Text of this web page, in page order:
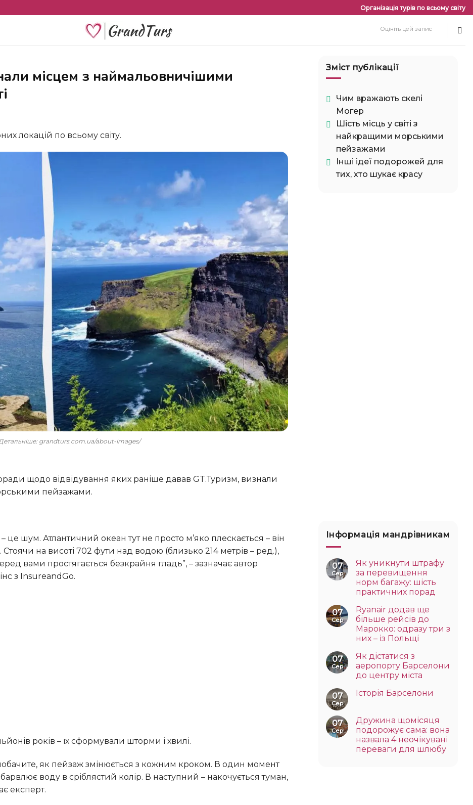
Організація турів по всьому світу
Оцініть цей запис
локацій по всьому світу.
Детальніше: grandturs.com.ua/about-images/
пейзажами.
Стоячи на висоті 702 фути над водою (близько 214 метрів – ред.),
вами простягається безкрайня гладь”, – зазначає автор
з InsureandGo.
років – їх сформували шторми і хвилі.
воду в сріблястий колір. В наступний – накочується туман,
експерт.
Зміст публікації
Чим вражають скелі
Могер
Шість місць у світі з
найкращими морськими
пейзажами
Інші ідеї подорожей для
тих, хто шукає красу
Інформація мандрівникам
07
Сер
Як уникнути штрафу
за перевищення
норм багажу: шість
практичних порад
07
Сер
Ryanair додав ще
більше рейсів до
Марокко: одразу три з
них – із Польщі
07
Сер
Як дістатися з
аеропорту Барселони
до центру міста
07
Сер
Історія Барселони
07
Сер
Дружина щомісяця
подорожує сама: вона
назвала 4 неочікувані
переваги для шлюбу